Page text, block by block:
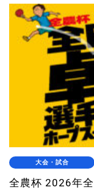
大会・試合
全農杯 2026年